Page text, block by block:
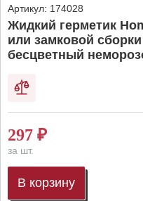
Артикул: 174028
Жидкий герметик
или замковой
бесцветный
297 ₽
за шт.
В корзину